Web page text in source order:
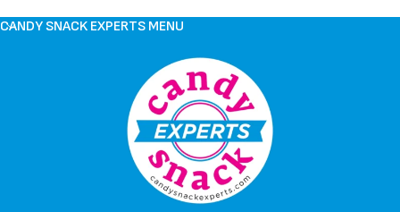
CANDY SNACK EXPERTS MENU